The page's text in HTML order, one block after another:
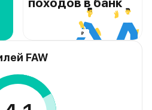
FAW